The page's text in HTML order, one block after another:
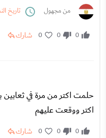
من مجهول تاريخ
0
0
0 شارك
حلمت اكتر من مرة في
اكتر ووقعت عليهم
0
0
0 شارك